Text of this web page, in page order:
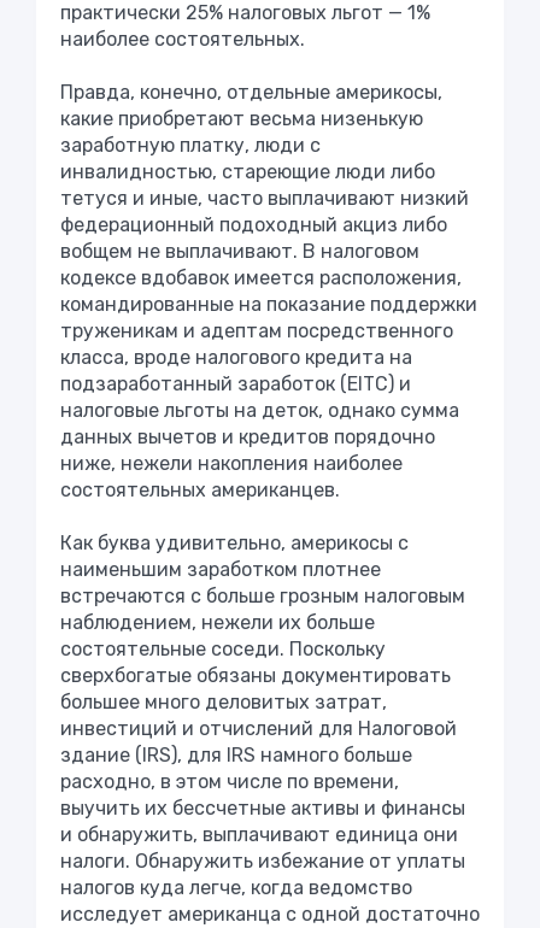
практически 25% налоговых льгот — 1%
наиболее состоятельных.
Правда, конечно, отдельные америкосы,
какие приобретают весьма низенькую
заработную платку, люди с
инвалидностью, стареющие люди либо
тетуся и иные, часто выплачивают низкий
федерационный подоходный акциз либо
вобщем не выплачивают. В налоговом
кодексе вдобавок имеется расположения,
командированные на показание поддержки
труженикам и адептам посредственного
класса, вроде налогового кредита на
подзаработанный заработок (EITC) и
налоговые льготы на деток, однако сумма
данных вычетов и кредитов порядочно
ниже, нежели накопления наиболее
состоятельных американцев.
Как буква удивительно, америкосы с
наименьшим заработком плотнее
встречаются с больше грозным налоговым
наблюдением, нежели их больше
состоятельные соседи. Поскольку
сверхбогатые обязаны документировать
большее много деловитых затрат,
инвестиций и отчислений для Налоговой
здание (IRS), для IRS намного больше
расходно, в этом числе по времени,
выучить их бессчетные активы и финансы
и обнаружить, выплачивают единица они
налоги. Обнаружить избежание от уплаты
налогов куда легче, когда ведомство
исследует американца с одной достаточно